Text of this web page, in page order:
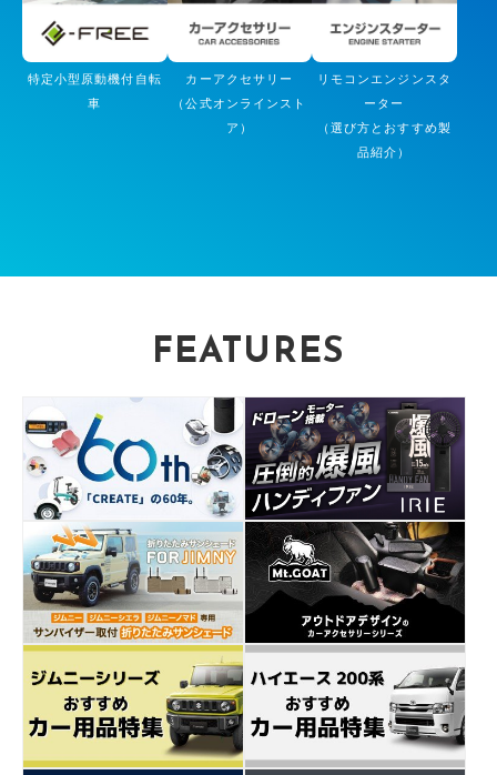
特定小型原動機付自転
車
カーアクセサリー
（公式オンラインスト
ア）
リモコンエンジンスタ
ーター
（選び方とおすすめ製
品紹介）
FEATURES